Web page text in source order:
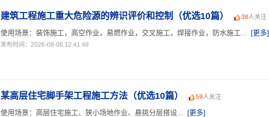
建筑工程施工重大危险源的辨识评价和控制（优选10篇） 38人关注
使用场景：装饰施工，高空作业，易燃作业，交叉施工，焊接作业，防水施工... [更多]
发布时间：2026-08-06 12:41:48
某高层住宅脚手架工程施工方法（优选10篇） 59人关注
使用场景：高层住宅施工、狭小场地作业、悬挑分层搭设... [更多]